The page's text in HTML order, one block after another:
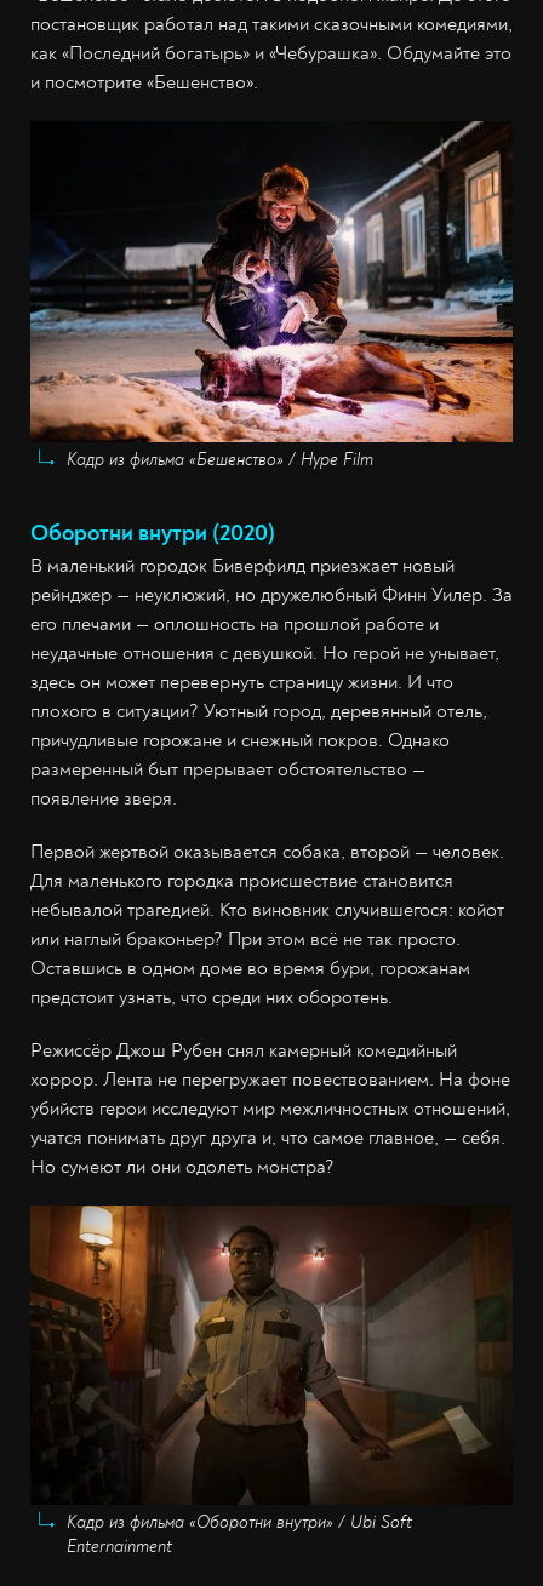
постановщик работал над такими сказочными комедиями,
как «Последний богатырь» и «Чебурашка». Обдумайте это
и посмотрите «Бешенство».
Кадр из фильма «Бешенство» / Hype Film
Оборотни внутри (2020)
В маленький городок Биверфилд приезжает новый
рейнджер — неуклюжий, но дружелюбный Финн Уилер. За
его плечами — оплошность на прошлой работе и
неудачные отношения с девушкой. Но герой не унывает,
здесь он может перевернуть страницу жизни. И что
плохого в ситуации? Уютный город, деревянный отель,
причудливые горожане и снежный покров. Однако
размеренный быт прерывает обстоятельство —
появление зверя.
Первой жертвой оказывается собака, второй — человек.
Для маленького городка происшествие становится
небывалой трагедией. Кто виновник случившегося: койот
или наглый браконьер? При этом всё не так просто.
Оставшись в одном доме во время бури, горожанам
предстоит узнать, что среди них оборотень.
Режиссёр Джош Рубен снял камерный комедийный
хоррор. Лента не перегружает повествованием. На фоне
убийств герои исследуют мир межличностных отношений,
учатся понимать друг друга и, что самое главное, — себя.
Но сумеют ли они одолеть монстра?
Кадр из фильма «Оборотни внутри» / Ubi Soft
Enternainment